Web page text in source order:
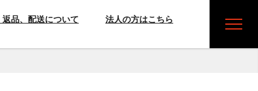
返品、配送について 法人の方はこちら